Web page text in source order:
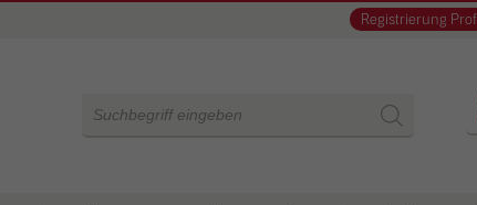
Registrierung
search9,67 €